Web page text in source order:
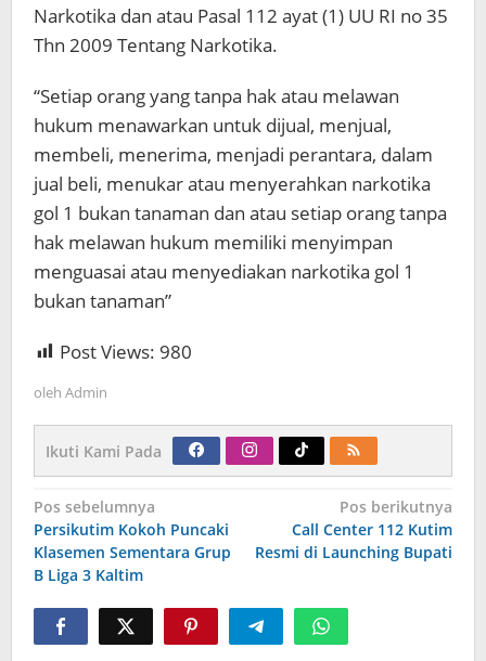
Narkotika dan atau Pasal 112 ayat (1) UU RI no 35
Thn 2009 Tentang Narkotika.
“Setiap orang yang tanpa hak atau melawan
hukum menawarkan untuk dijual, menjual,
membeli, menerima, menjadi perantara, dalam
jual beli, menukar atau menyerahkan narkotika
gol 1 bukan tanaman dan atau setiap orang tanpa
hak melawan hukum memiliki menyimpan
menguasai atau menyediakan narkotika gol 1
bukan tanaman”
Post Views: 980
oleh Admin
Ikuti Kami Pada
Navigasi
pos
Pos sebelumnya
Persikutim Kokoh Puncaki
Klasemen Sementara Grup
B Liga 3 Kaltim
Pos berikutnya
Call Center 112 Kutim
Resmi di Launching Bupati